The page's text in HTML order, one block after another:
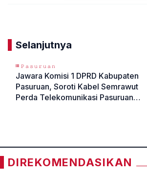
Selanjutnya
𝙿𝚊𝚜𝚞𝚛𝚞𝚊𝚗
Jawara Komisi 1 DPRD Kabupaten
Pasuruan, Soroti Kabel Semrawut
Perda Telekomunikasi Pasuruan
DIREKOMENDASIKAN